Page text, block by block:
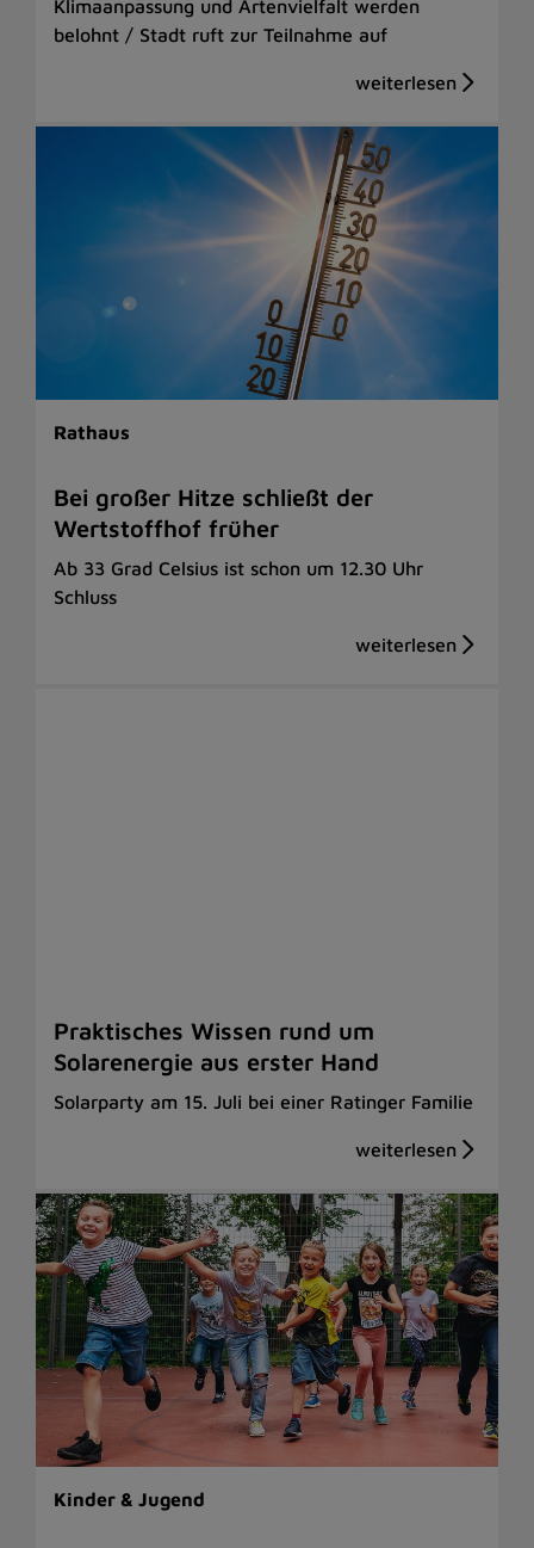
Klimaanpassung und Artenvielfalt werden
belohnt / Stadt ruft zur Teilnahme auf
Rathaus
Bei großer Hitze schließt der
Wertstoffhof früher
Ab 33 Grad Celsius ist schon um 12.30 Uhr
Schluss
Praktisches Wissen rund um
Solarenergie aus erster Hand
Solarparty am 15. Juli bei einer Ratinger Familie
Kinder & Jugend